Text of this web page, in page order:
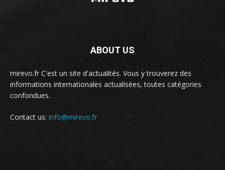
ABOUT US
mirevo.fr C'est un site d'actualités. Vous y trouverez des
informations internationales actualisées, toutes catégories
confondues.
Contact us: info@mirevo.fr